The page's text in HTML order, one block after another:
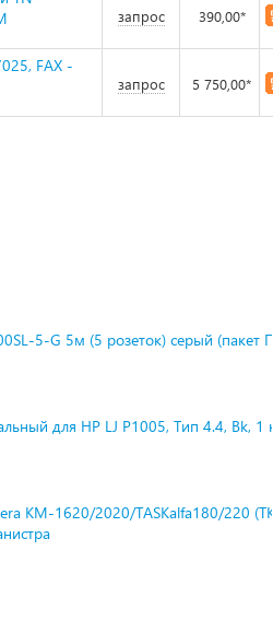
запрос 390,00*
FAX -
запрос 5 750,00*
5-G 5м (5 розеток) серый (пакет П
для HP LJ P1005, Тип 4.4, Bk, 1 к
KM-1620/2020/TASKalfa180/220 (TK-